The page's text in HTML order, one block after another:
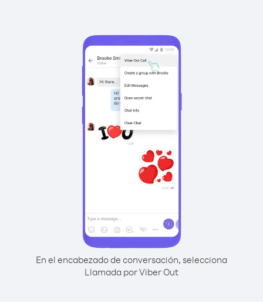
En el encabezado de conversación, selecciona
Llamada por Viber Out